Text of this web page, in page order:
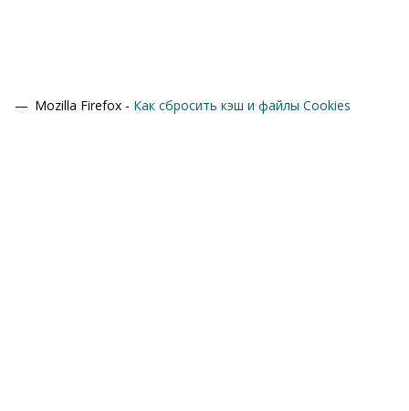
Mozilla Firefox - Как сбросить кэш и файлы Cookies